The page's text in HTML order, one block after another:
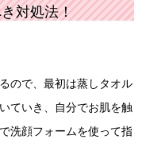
対処法！
ので、最初は蒸しタオル
ていき、自分でお肌を触
洗顔フォームを使って指